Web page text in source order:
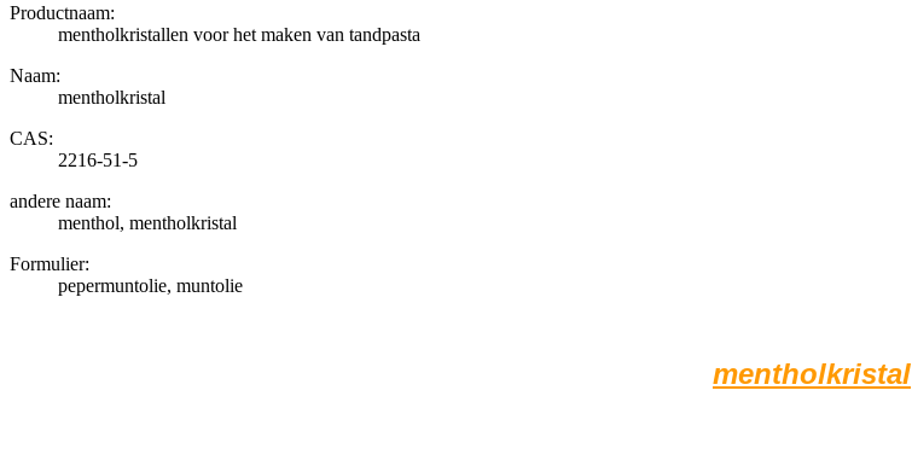
Productnaam:
mentholkristallen voor het maken van tandpasta
Naam:
mentholkristal
CAS:
2216-51-5
andere naam:
menthol, mentholkristal
Formulier:
pepermuntolie, muntolie
mentholkristal